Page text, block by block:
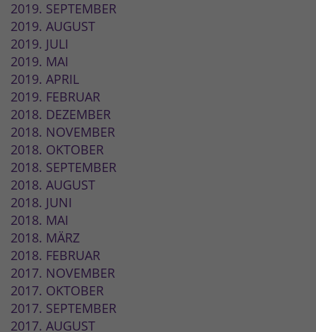
2019. SEPTEMBER
2019. AUGUST
2019. JULI
2019. MAI
2019. APRIL
2019. FEBRUAR
2018. DEZEMBER
2018. NOVEMBER
2018. OKTOBER
2018. SEPTEMBER
2018. AUGUST
2018. JUNI
2018. MAI
2018. MÄRZ
2018. FEBRUAR
2017. NOVEMBER
2017. OKTOBER
2017. SEPTEMBER
2017. AUGUST